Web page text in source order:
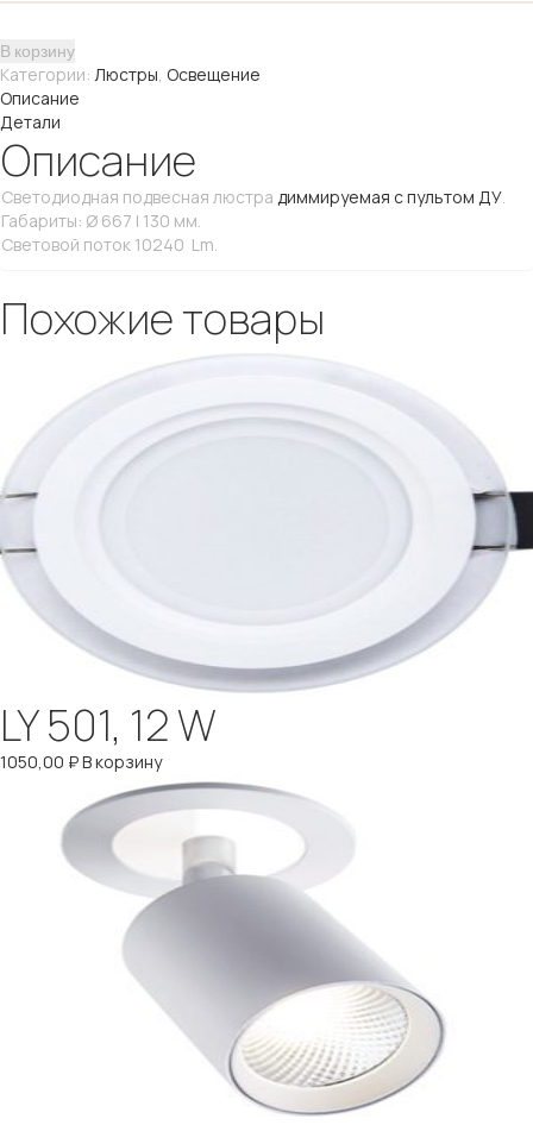
В корзину
Категории: Люстры, Освещение
Описание
Детали
Описание
Светодиодная подвесная люстра диммируемая с пультом ДУ.
Габариты: Ø 667 | 130 мм.
Световой поток 10240 Lm.
Похожие товары
LY 501, 12 W
1050,00 ₽В корзину